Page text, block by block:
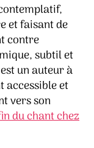
et faisant de
contre
subtil et
un auteur à
accessible et
vers son
du chant chez